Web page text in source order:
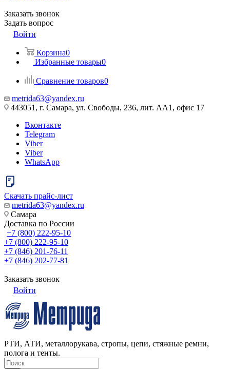
Заказать звонок
Задать вопрос
Войти
Корзина0
Избранные товары0
Сравнение товаров0
metrida63@yandex.ru
443051, г. Самара, ул. Свободы, 236, лит. АА1, офис 17
Вконтакте
Telegram
Viber
Viber
WhatsApp
Скачать прайс-лист
metrida63@yandex.ru
Самара
Доставка по России
+7 (800) 222-95-10
+7 (800) 222-95-10
+7 (846) 201-76-11
+7 (846) 202-77-81
Заказать звонок
Войти
РТИ, АТИ, металлорукава, стропы, цепи, стяжные ремни,
полога и тенты.